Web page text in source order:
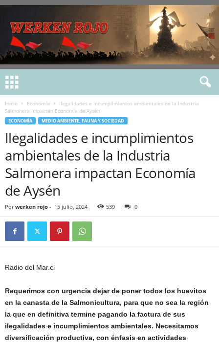
Inicio Economía
Ilegalidades e incumplimientos ambientales de la Industria
Salmonera impactan Economía de Aysén
ECONOMÍA MEDIO AMBIENTE, FAUNA Y SOCIEDAD
Ilegalidades e incumplimientos
ambientales de la Industria
Salmonera impactan Economía
de Aysén
Por werken rojo - 15 julio, 2024 539 0
Radio del Mar.cl
Requerimos con urgencia dejar de poner todos los huevitos
en la canasta de la Salmonicultura, para que no sea la región
la que en definitiva termine pagando la factura de sus
ilegalidades e incumplimientos ambientales. Necesitamos
diversificación productiva, con énfasis en actividades